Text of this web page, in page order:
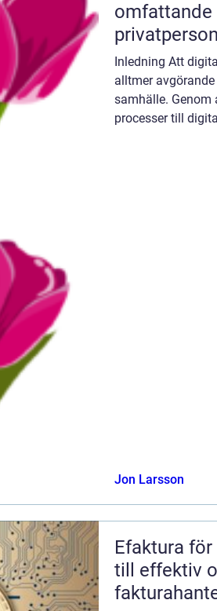
omfattande
Inledning Att
alltmer
samhälle.
processer till
Jon Larsson
Efaktura
till effektiv